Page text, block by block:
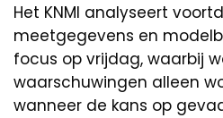
Het KNMI analyseert
meetgegevens en
focus op vrijdag, waarbij
waarschuwingen alleen
wanneer de kans op